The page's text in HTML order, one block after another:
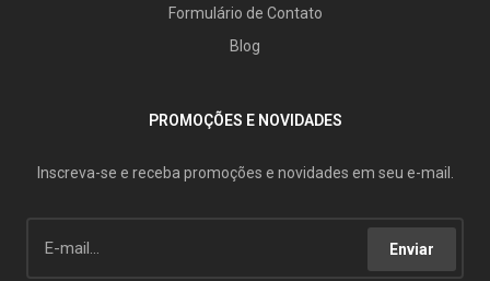
Formulário de Contato
Blog
PROMOÇÕES E NOVIDADES
Inscreva-se e receba promoções e novidades em seu e-mail.
Enviar